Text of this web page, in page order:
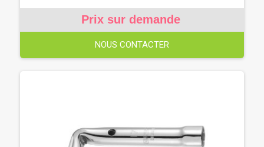
Prix sur demande
NOUS CONTACTER